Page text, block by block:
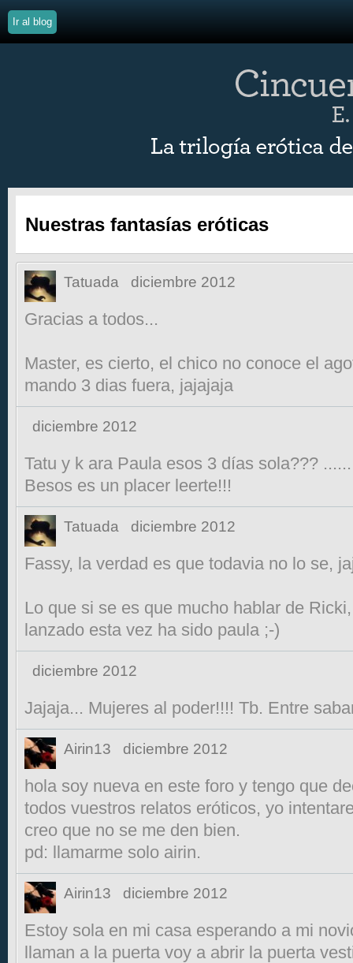
Ir al blog
Nuestras fantasías eróticas
Tatuada diciembre 2012
Gracias a todos...
Master, es cierto, el chico no conoce el
mando 3 dias fuera, jajajaja
diciembre 2012
Tatu y k ara Paula esos 3 días sola???
Besos es un placer leerte!!!
Tatuada diciembre 2012
Fassy, la verdad es que todavia no lo se,
Lo que si se es que mucho hablar de
lanzado esta vez ha sido paula ;-)
diciembre 2012
Jajaja... Mujeres al poder!!!! Tb. Entre
Airin13 diciembre 2012
hola soy nueva en este foro y tengo que
todos vuestros relatos eróticos, yo
creo que no se me den bien.
pd: llamarme solo airin.
Airin13 diciembre 2012
Estoy sola en mi casa esperando a mi
llaman a la puerta voy a abrir la puerta